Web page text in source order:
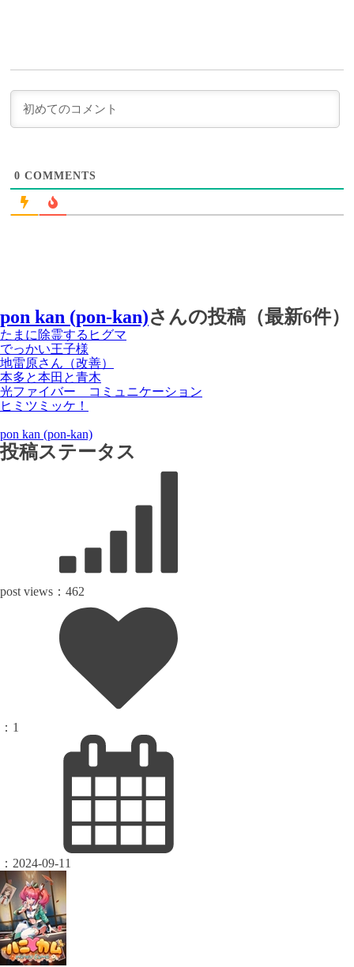
0 COMMENTS
pon kan (pon-kan)さんの投稿（最新6件）
たまに除霊するヒグマ
でっかい王子様
地雷原さん（改善）
本多と本田と青木
光ファイバー コミュニケーション
ヒミツミッケ！
pon kan (pon-kan)
投稿ステータス
post views： 462
： 1
： 2024-09-11